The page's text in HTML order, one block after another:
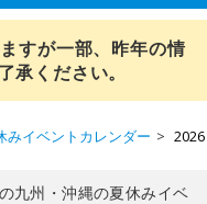
すが一部、昨年の情
承ください。
みイベントカレンダー
九州・沖縄の夏休みイベ